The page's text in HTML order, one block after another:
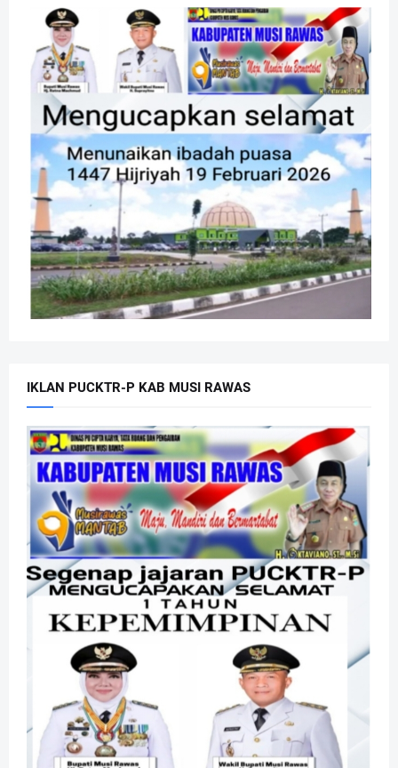
IKLAN PUCKTR-P KAB MUSI RAWAS